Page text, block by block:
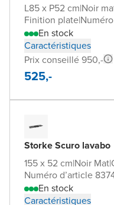
L85 x P52 cm|Noir
Finition plate|
En stock
Caractéristiques
Prix conseillé 950,-
525,-
Storke Scuro lavabo
155 x 52 cm|Noir Mat|
Numéro d’article
En stock
Caractéristiques